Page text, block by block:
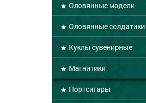
Оловянные модели
Оловянные солдатики
Куклы сувенирные
Магнитики
Портсигары